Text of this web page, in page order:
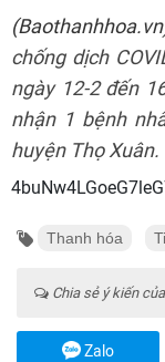
chống dịch
ngày 12-2 đến
nhận 1 bệnh
huyện Thọ Xuân.
Thanh hóa
Chia sẻ ý kiến
Zalo